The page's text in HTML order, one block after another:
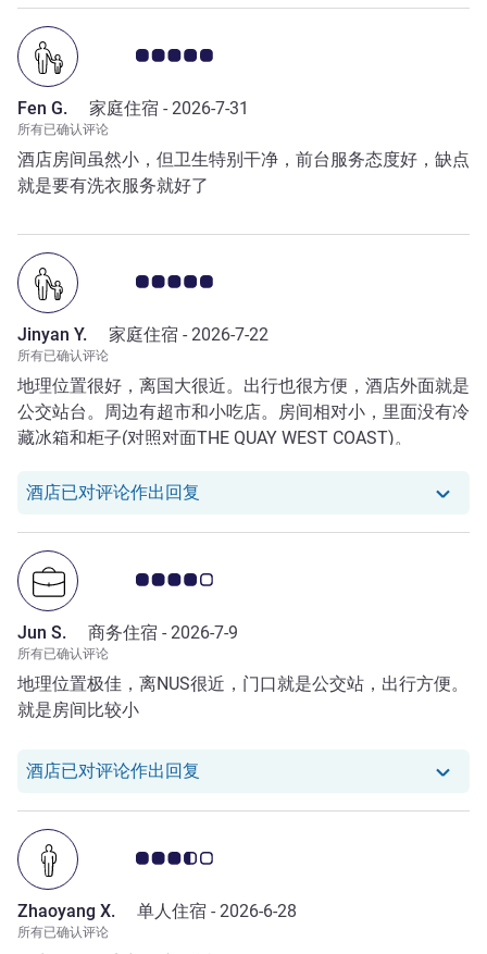
客户意见评级 5.0/5
Fen G. 家庭住宿 - 2026-7-31
所有已确认评论
酒店房间虽然小，但卫生特别干净，前台服务态度好，缺点
就是要有洗衣服务就好了
客户意见评级 5.0/5
Jinyan Y. 家庭住宿 - 2026-7-22
所有已确认评论
地理位置很好，离国大很近。出行也很方便，酒店外面就是
公交站台。周边有超市和小吃店。房间相对小，里面没有冷
藏冰箱和柜子(对照对面THE QUAY WEST COAST)。
酒店已对评论作出回复 我们酒店已对 Jinyan Y. 的评论作出
客户意见评级 4.0/5
Jun S. 商务住宿 - 2026-7-9
所有已确认评论
地理位置极佳，离NUS很近，门口就是公交站，出行方便。
就是房间比较小
酒店已对评论作出回复 我们酒店已对 Jun S. 的评论作出回复
客户意见评级 3.5/5
Zhaoyang X. 单人住宿 - 2026-6-28
所有已确认评论